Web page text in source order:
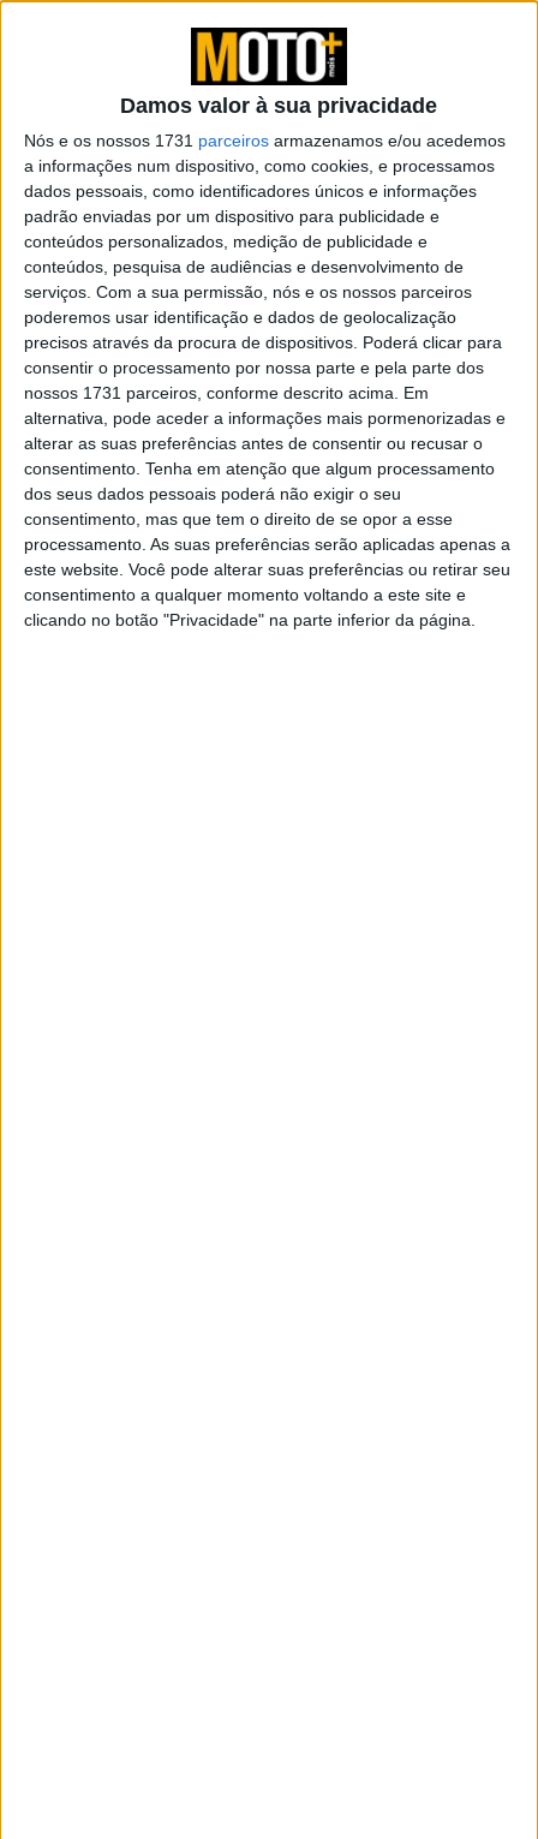
Damos valor à sua privacidade
Nós e os nossos 1731 parceiros armazenamos e/ou acedemos
a informações num dispositivo, como cookies, e processamos
dados pessoais, como identificadores únicos e informações
padrão enviadas por um dispositivo para publicidade e
conteúdos personalizados, medição de publicidade e
conteúdos, pesquisa de audiências e desenvolvimento de
serviços. Com a sua permissão, nós e os nossos parceiros
poderemos usar identificação e dados de geolocalização
precisos através da procura de dispositivos. Poderá clicar para
consentir o processamento por nossa parte e pela parte dos
nossos 1731 parceiros, conforme descrito acima. Em
alternativa, pode aceder a informações mais pormenorizadas e
alterar as suas preferências antes de consentir ou recusar o
consentimento. Tenha em atenção que algum processamento
dos seus dados pessoais poderá não exigir o seu
consentimento, mas que tem o direito de se opor a esse
processamento. As suas preferências serão aplicadas apenas a
este website. Você pode alterar suas preferências ou retirar seu
consentimento a qualquer momento voltando a este site e
clicando no botão "Privacidade" na parte inferior da página.
será equipado com uma roda dianteira de
19 polegadas em vez da roda de 21
polegadas do modelo 800 DE.
De acordo com os nossos colegas da Motorcycle.com
esta informação chega-nos por meio dos registos de
emissões no California Air Resources Board (CARB) e
registos de homologação de veículos na Suíça.
A ordem executiva CARB da Suzuki para 2023 lista
apenas três modelos usando o seu motor de 776cc: a
GSX-8S, a V-Strom 800DE e a V-Strom 800DE Adventure.
Para 2024, a Suzuki adicionou uma terceira variante ‘não
DE’, a V-Strom 800.